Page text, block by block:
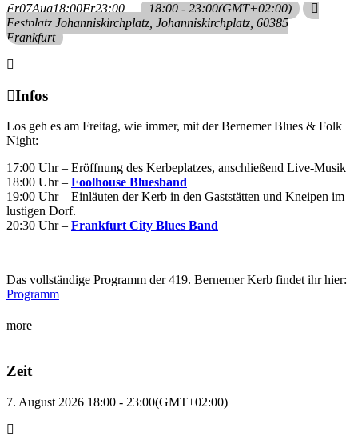
Fr07Aug18:00Fr23:00 18:00 - 23:00(GMT+02:00)
Festplatz Johanniskirchplatz , Johanniskirchplatz, 60385
Frankfurt
Infos
Los geh es am Freitag, wie immer, mit der Bernemer Blues & Folk
Night:
17:00 Uhr – Eröffnung des Kerbeplatzes, anschließend Live-Musik
18:00 Uhr – Foolhouse Bluesband
19:00 Uhr – Einläuten der Kerb in den Gaststätten und Kneipen im
lustigen Dorf.
20:30 Uhr – Frankfurt City Blues Band
Das vollständige Programm der 419. Bernemer Kerb findet ihr hier:
Programm
more
Zeit
7. August 2026 18:00 - 23:00(GMT+02:00)